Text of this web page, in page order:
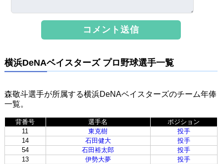
横浜DeNAベイスターズ プロ野球選手一覧
森敬斗選手が所属する横浜DeNAベイスターズのチーム年俸
一覧。
背番号 選手名
ポジション
11
東克樹
投手
14
石田健大
投手
54
石田裕太郎
投手
13
伊勢大夢
投手